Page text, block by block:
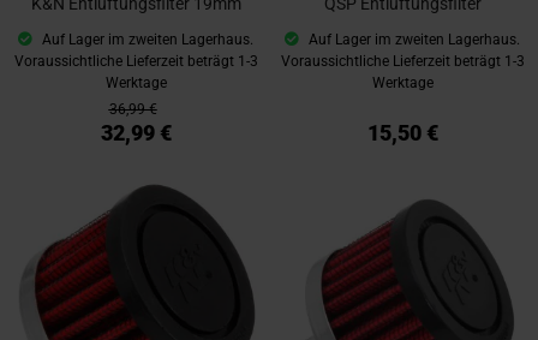
Auf Lager im zweiten Lagerhaus.
Voraussichtliche Lieferzeit beträgt 1-3
Werktage
36,99 €
32,99 €
Auf Lager im zweiten Lagerhaus.
Voraussichtliche Lieferzeit beträgt 1-3
Werktage
15,50 €